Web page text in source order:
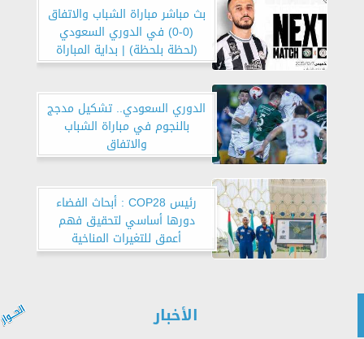
بث مباشر مباراة الشباب والاتفاق
(0-0) في الدوري السعودي
(لحظة بلحظة) | بداية المباراة
الدوري السعودي.. تشكيل مدجج
بالنجوم في مباراة الشباب
والاتفاق
رئيس COP28 : أبحاث الفضاء
دورها أساسي لتحقيق فهم
أعمق للتغيرات المناخية
الأخبار